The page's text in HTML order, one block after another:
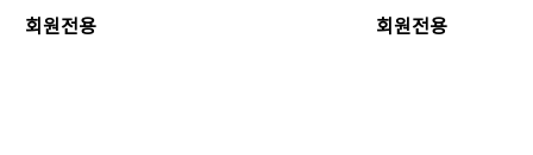
회원전용 회원전용